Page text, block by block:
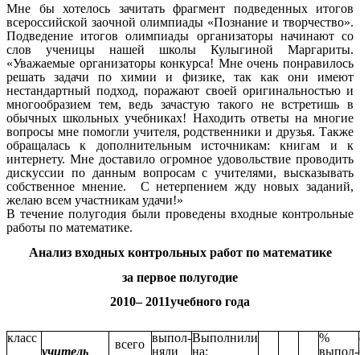
Мне бы хотелось зачитать фрагмент подведенных итогов
всероссийской заочной олимпиады «Познание и творчество».
Подведение итогов олимпиады организаторы начинают со
слов ученицы нашей школы Кулыгиной Маргариты.
«Уважаемые организаторы конкурса! Мне очень понравилось
решать задачи по химии и физике, так как они имеют
нестандартный подход, поражают своей оригинальностью и
многообразием тем, ведь зачастую такого не встретишь в
обычных школьных учебниках! Находить ответы на многие
вопросы мне помогли учителя, родственники и друзья. Также
обращалась к дополнительным источникам: книгам и к
интернету. Мне доставило огромное удовольствие проводить
дискуссии по данным вопросам с учителями, высказывать
собственное мнение. С нетерпением жду новых заданий,
желаю всем участникам удачи!»
В течение полугодия были проведены входные контрольные
работы по математике.
Анализ входных контрольных работ по математике
за первое полугодие
2010– 2011учебного года
класс
учитель
всего выпол-
няли
Выполнили
на:
%
выпол-